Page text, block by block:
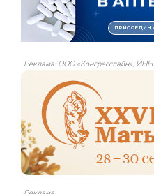
Реклама: ООО «Конгресслайн»,